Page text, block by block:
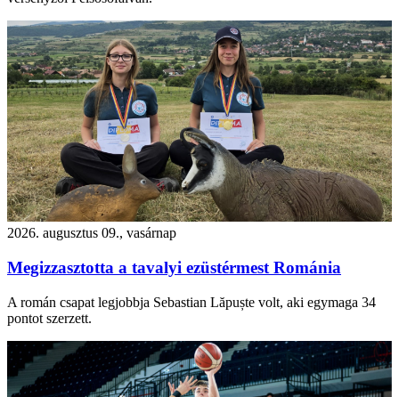
2026. augusztus 09., vasárnap
Megizzasztotta a tavalyi ezüstérmest Románia
A román csapat legjobbja Sebastian Lăpuște volt, aki egymaga 34
pontot szerzett.